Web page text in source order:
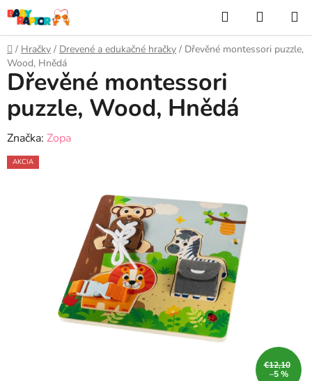
Prejsť
na
obsah
Hľadať
KOŠÍK
Domov
/ Hračky / Drevené a edukačné hračky / Dřevěné montessori puzzle,
Wood, Hnědá
Dřevěné montessori
puzzle, Wood, Hnědá
Značka: Zopa
AKCIA
€12,10
–5 %